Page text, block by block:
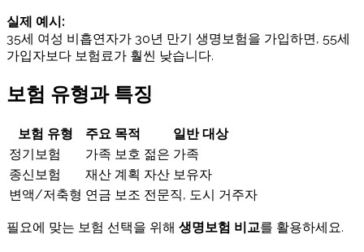
실제 예시:
35세 여성 비흡연자가 30년 만기 생명보험을 가입하면, 55세
가입자보다 보험료가 훨씬 낮습니다.
보험 유형과 특징
보험 유형 주요 목적
일반 대상
정기보험
가족 보호 젊은 가족
종신보험
재산 계획 자산 보유자
변액/저축형 연금 보조 전문직, 도시 거주자
필요에 맞는 보험 선택을 위해 생명보험 비교를 활용하세요.